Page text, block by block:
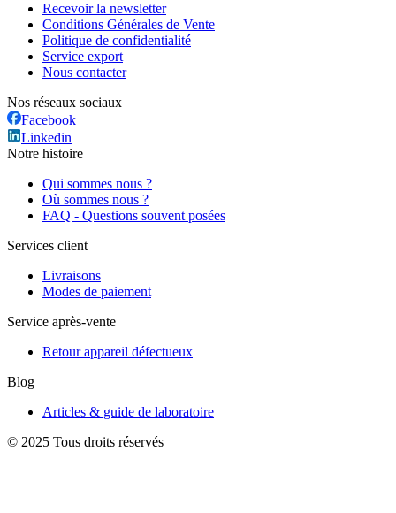
Recevoir la newsletter
Conditions Générales de Vente
Politique de confidentialité
Service export
Nous contacter
Nos réseaux sociaux
Facebook
Linkedin
Notre histoire
Qui sommes nous ?
Où sommes nous ?
FAQ - Questions souvent posées
Services client
Livraisons
Modes de paiement
Service après-vente
Retour appareil défectueux
Blog
Articles & guide de laboratoire
© 2025 Tous droits réservés